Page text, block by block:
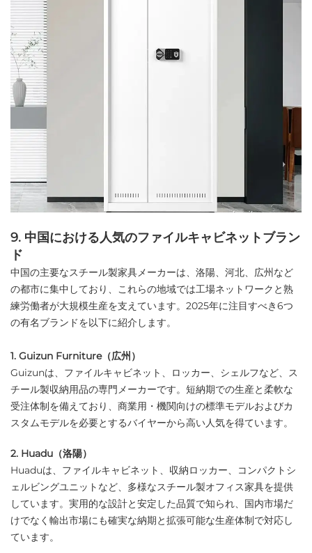
9. 中国における人気のファイルキャビネットブラン
ド
中国の主要なスチール製家具メーカーは、洛陽、河北、広州など
の都市に集中しており、これらの地域では工場ネットワークと熟
練労働者が大規模生産を支えています。2025年に注目すべき6つ
の有名ブランドを以下に紹介します。
1. Guizun Furniture（広州）
Guizunは、ファイルキャビネット、ロッカー、シェルフなど、ス
チール製収納用品の専門メーカーです。短納期での生産と柔軟な
受注体制を備えており、商業用・機関向けの標準モデルおよびカ
スタムモデルを必要とするバイヤーから高い人気を得ています。
2. Huadu（洛陽）
Huaduは、ファイルキャビネット、収納ロッカー、コンパクトシ
ェルビングユニットなど、多様なスチール製オフィス家具を提供
しています。実用的な設計と安定した品質で知られ、国内市場だ
けでなく輸出市場にも確実な納期と拡張可能な生産体制で対応し
ています。